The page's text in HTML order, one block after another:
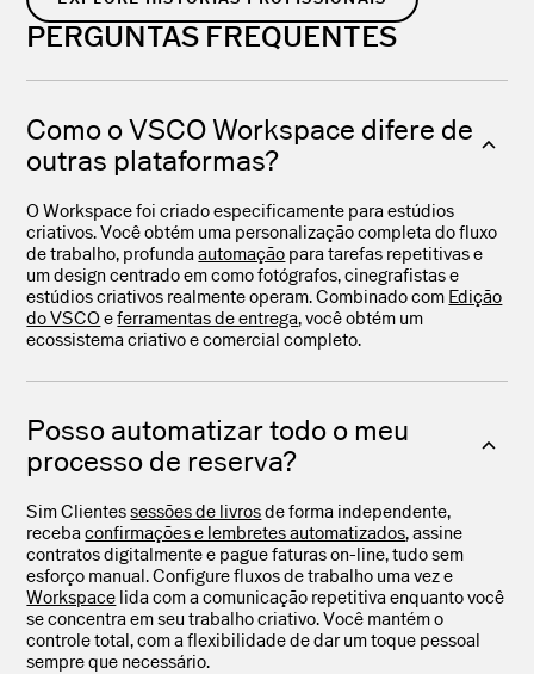
PERGUNTAS FREQUENTES
Como o VSCO Workspace difere de
outras plataformas?
O Workspace foi criado especificamente para estúdios
criativos. Você obtém uma personalização completa do fluxo
de trabalho, profundaautomação para tarefas repetitivas e
um design centrado em como fotógrafos, cinegrafistas e
estúdios criativos realmente operam. Combinado com Edição
do VSCOeferramentas de entrega, você obtém um
ecossistema criativo e comercial completo.
Posso automatizar todo o meu
processo de reserva?
Sim Clientessessões de livrosde forma independente,
recebaconfirmações e lembretes automatizados, assine
contratos digitalmente e pague faturas on-line, tudo sem
esforço manual. Configure fluxos de trabalho uma vez e
Workspace lida com a comunicação repetitiva enquanto você
se concentra em seu trabalho criativo. Você mantém o
controle total, com a flexibilidade de dar um toque pessoal
sempre que necessário.